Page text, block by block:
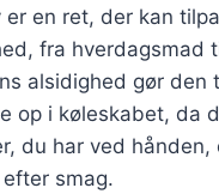
er en ret, der kan
fra hverdagsmad
alsidighed gør den
op i køleskabet, da
du har ved hånden,
smag.